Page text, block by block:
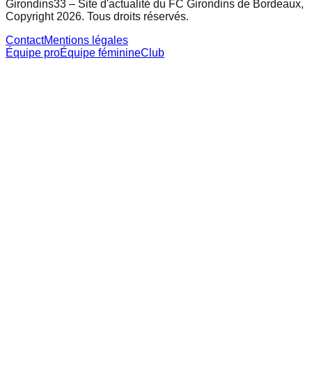
Girondins33 – Site d'actualité du FC Girondins de Bordeaux,
Copyright 2026. Tous droits réservés.
ContactMentions légales
Équipe proÉquipe féminineClub